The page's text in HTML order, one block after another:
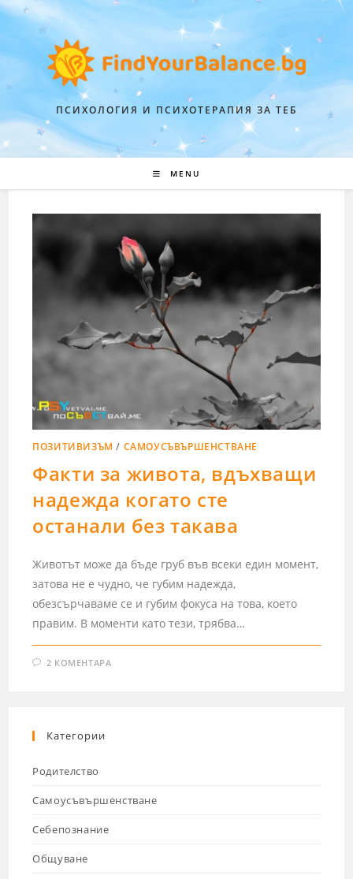
ПСИХОЛОГИЯ И ПСИХОТЕРАПИЯ ЗА ТЕБ
MENU
ПОЗИТИВИЗЪМ / САМОУСЪВЪРШЕНСТВАНЕ
Факти за живота, вдъхващи
надежда когато сте
останали без такава
Животът може да бъде груб във всеки един момент,
затова не е чудно, че губим надежда,
обезсърчаваме се и губим фокуса на това, което
правим. В моменти като тези, трябва…
2 КОМЕНТАРА
Категории
Родителство
Самоусъвършенстване
Себепознание
Общуване